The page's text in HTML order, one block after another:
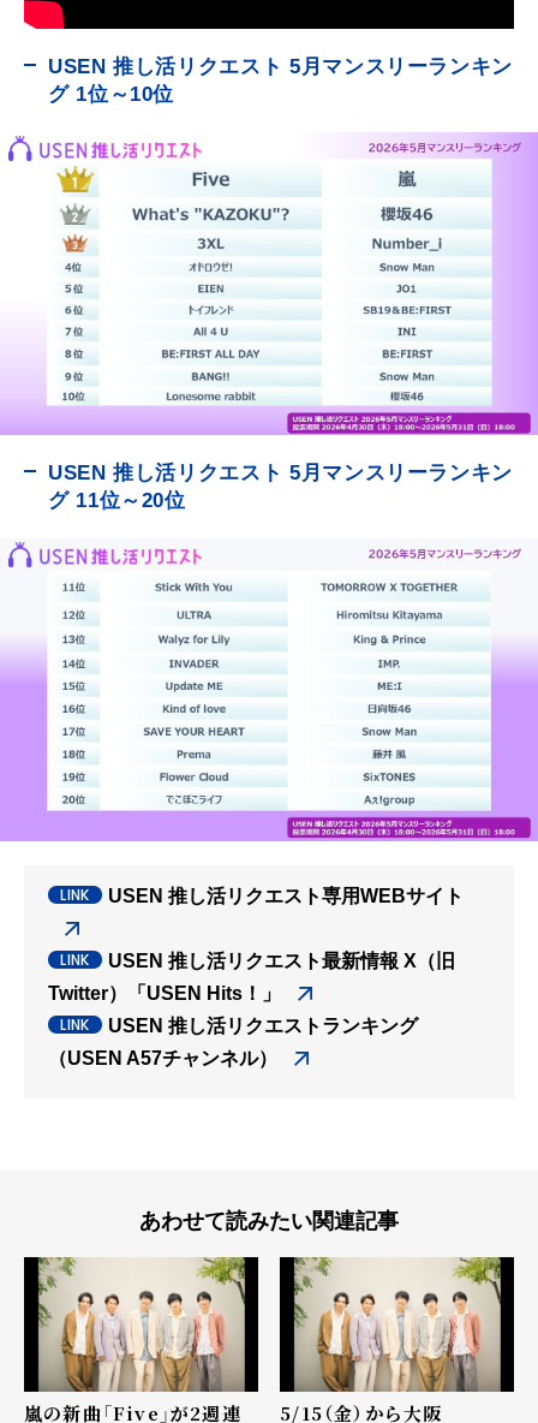
USEN 推し活リクエスト 5月マンスリーランキン
グ 1位～10位
USEN 推し活リクエスト 5月マンスリーランキン
グ 11位～20位
USEN 推し活リクエスト専用WEBサイト
USEN 推し活リクエスト最新情報 X（旧
Twitter）「USEN Hits！」
USEN 推し活リクエストランキング
（USEN A57チャンネル）
あわせて読みたい関連記事
嵐の新曲「Five」が2週連 5/15（金）から大阪